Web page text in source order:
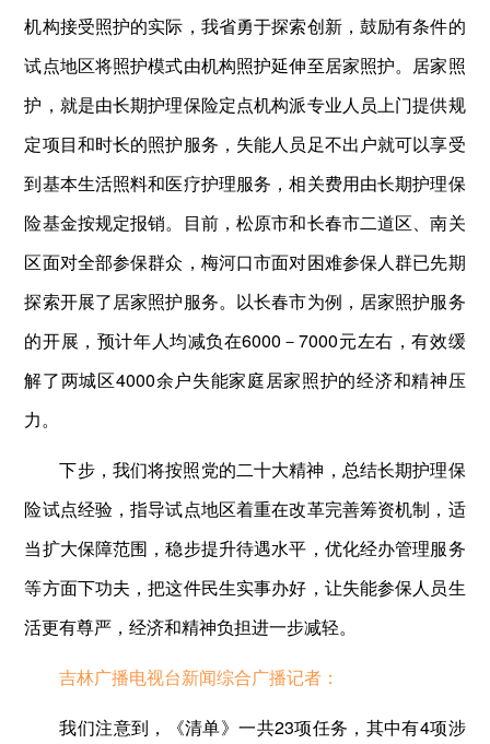
机构接受照护的实际，我省勇于探索创新，鼓励有条件的
试点地区将照护模式由机构照护延伸至居家照护。居家照
护，就是由长期护理保险定点机构派专业人员上门提供规
定项目和时长的照护服务，失能人员足不出户就可以享受
到基本生活照料和医疗护理服务，相关费用由长期护理保
险基金按规定报销。目前，松原市和长春市二道区、南关
区面对全部参保群众，梅河口市面对困难参保人群已先期
探索开展了居家照护服务。以长春市为例，居家照护服务
的开展，预计年人均减负在6000－7000元左右，有效缓
解了两城区4000余户失能家庭居家照护的经济和精神压
力。
下步，我们将按照党的二十大精神，总结长期护理保
险试点经验，指导试点地区着重在改革完善筹资机制，适
当扩大保障范围，稳步提升待遇水平，优化经办管理服务
等方面下功夫，把这件民生实事办好，让失能参保人员生
活更有尊严，经济和精神负担进一步减轻。
吉林广播电视台新闻综合广播记者：
我们注意到，《清单》一共23项任务，其中有4项涉